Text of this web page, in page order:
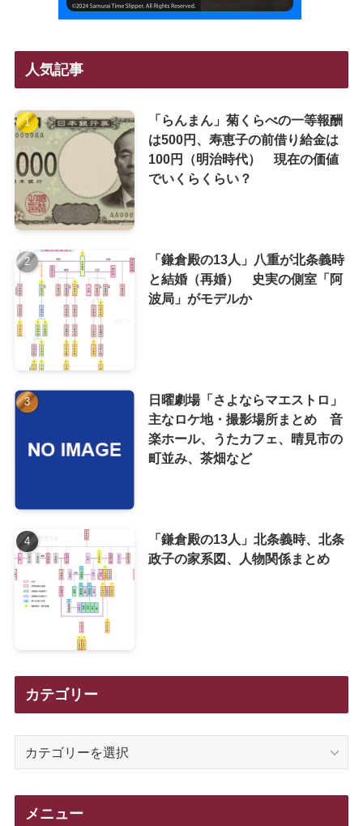
人気記事
「らんまん」菊くらべの一等報酬
は500円、寿恵子の前借り給金は
100円（明治時代） 現在の価値
でいくらくらい？
「鎌倉殿の13人」八重が北条義時
と結婚（再婚） 史実の側室「阿
波局」がモデルか
日曜劇場「さよならマエストロ」
主なロケ地・撮影場所まとめ 音
楽ホール、うたカフェ、晴見市の
町並み、茶畑など
「鎌倉殿の13人」北条義時、北条
政子の家系図、人物関係まとめ
カテゴリー
メニュー